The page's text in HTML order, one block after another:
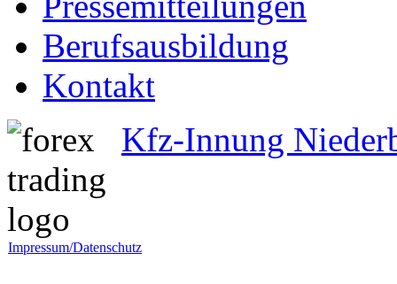
Berufsausbildung
Kontakt
Kfz-Innung
Impressum/Datenschutz